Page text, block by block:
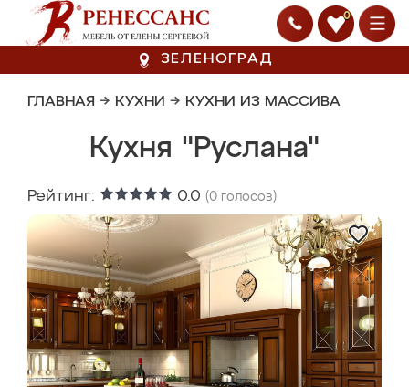
0
ЗЕЛЕНОГРАД
ГЛАВНАЯ → КУХНИ → КУХНИ ИЗ МАССИВА
Кухня "Руслана"
Рейтинг: 0.0 (0 голосов)